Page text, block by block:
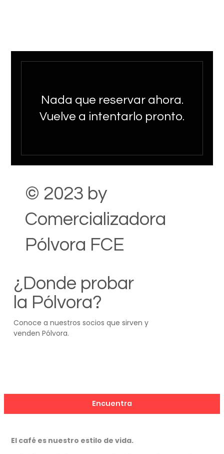
Nada que reservar ahora.
Vuelve a intentarlo pronto.
El café es nuestro estilo de vida.
¿Donde probar
la Pólvora?
Conoce a nuestros socios que sirven y
venden Pólvora.
Encuentra
© 2023 by
Comercializadora
Pólvora FCE